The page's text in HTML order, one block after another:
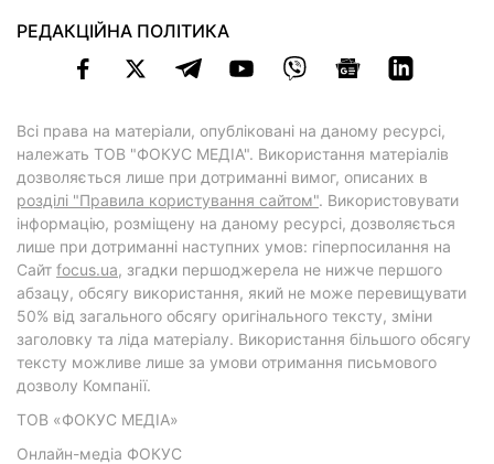
РЕДАКЦІЙНА ПОЛІТИКА
Всі права на матеріали, опубліковані на даному ресурсі,
належать ТОВ "ФОКУС МЕДІА". Використання матеріалів
дозволяється лише при дотриманні вимог, описаних в
розділі "Правила користування сайтом". Використовувати
інформацію, розміщену на даному ресурсі, дозволяється
лише при дотриманні наступних умов: гіперпосилання на
Cайт focus.ua, згадки першоджерела не нижче першого
абзацу, обсягу використання, який не може перевищувати
50% від загального обсягу оригінального тексту, зміни
заголовку та ліда матеріалу. Використання більшого обсягу
тексту можливе лише за умови отримання письмового
дозволу Компанії.
ТОВ «ФОКУС МЕДІА»
Онлайн-медіа ФОКУС